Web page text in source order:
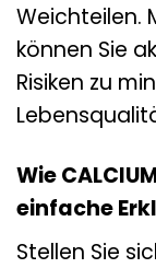
Weichteilen.
können Sie
Risiken zu
Wie
einfache
Stellen Sie